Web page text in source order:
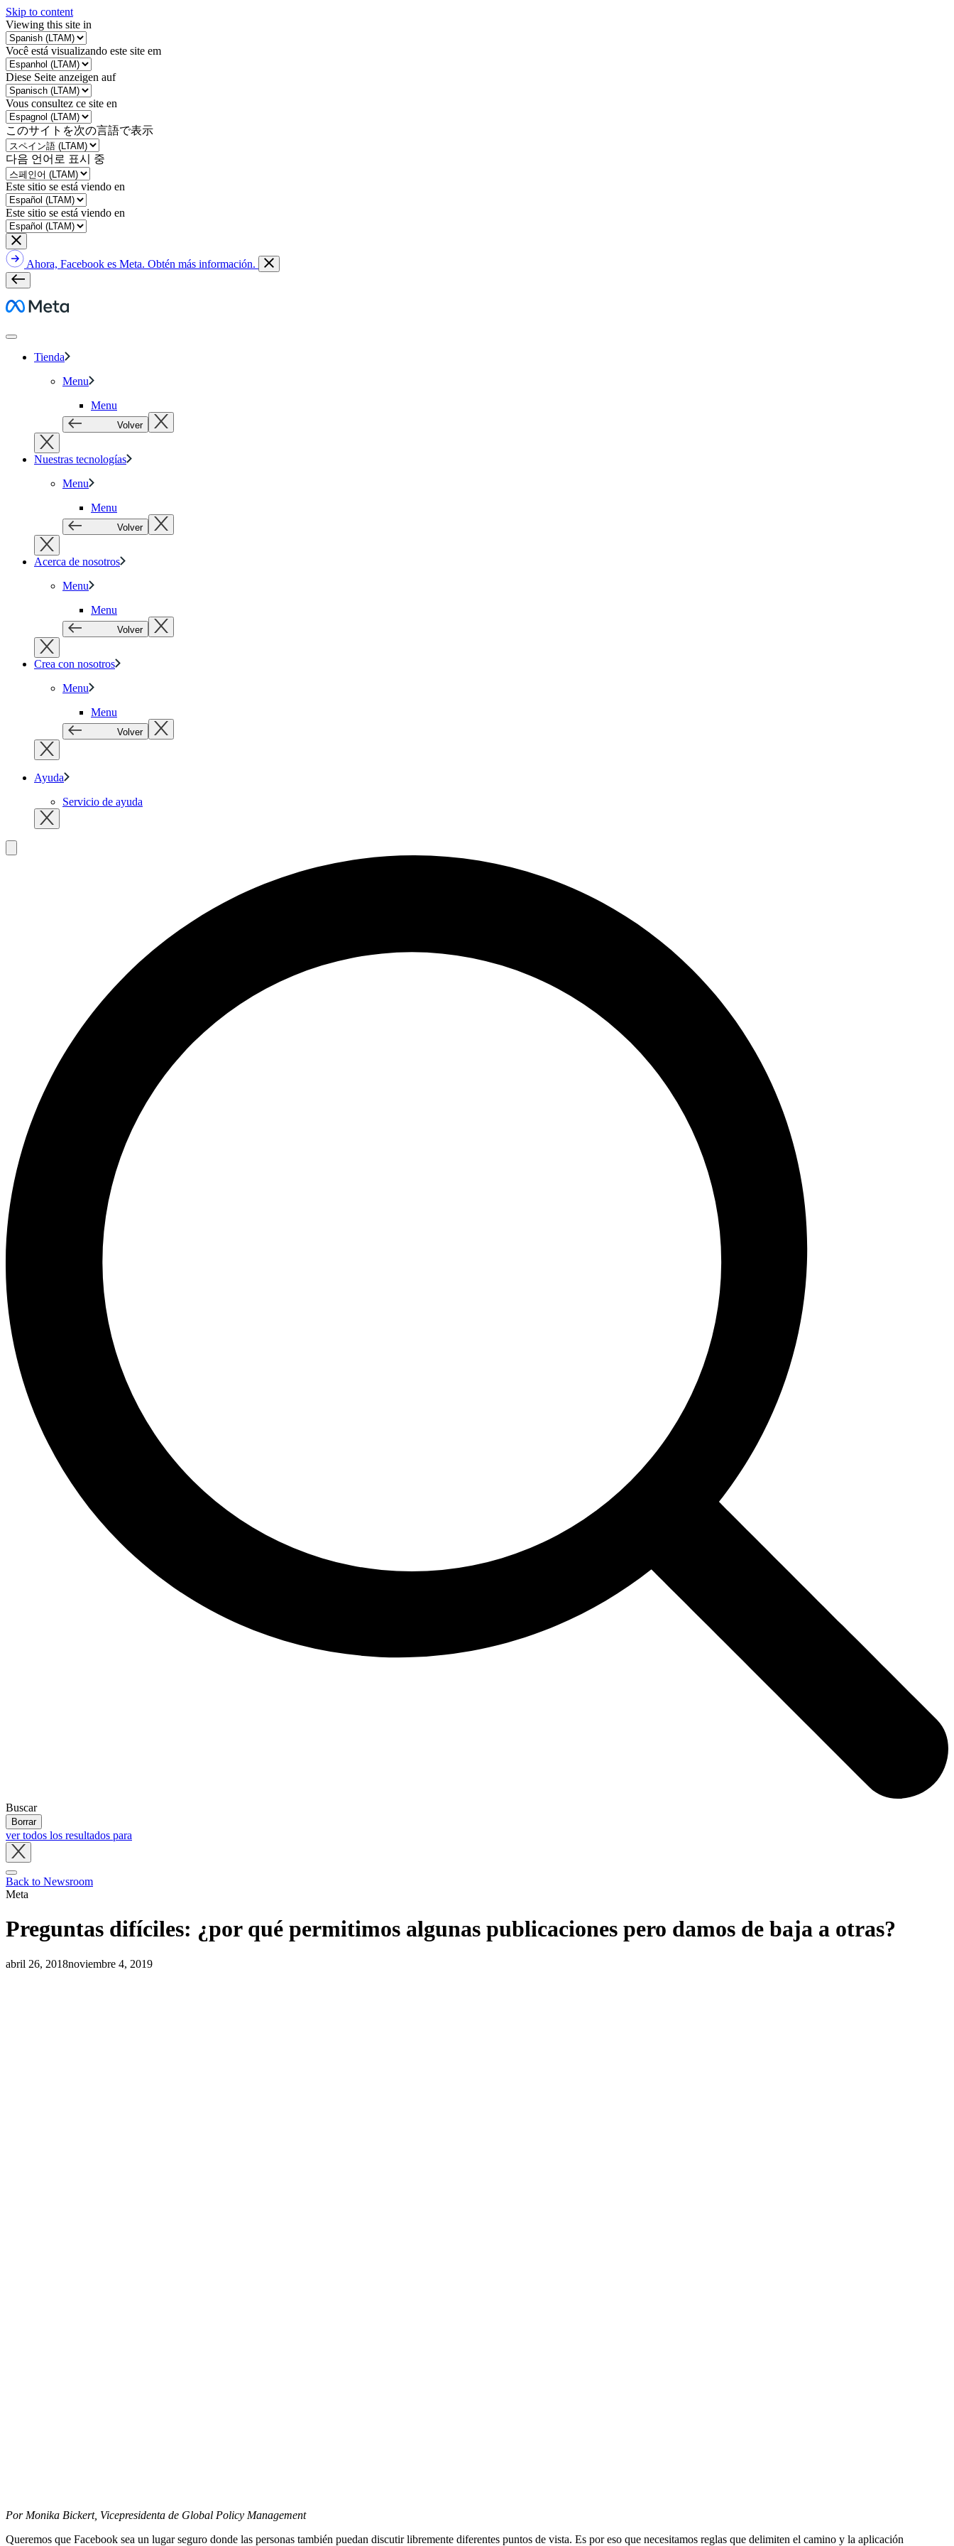
Skip to content
Viewing this site in
Você está visualizando este site em
Diese Seite anzeigen auf
Vous consultez ce site en
このサイトを次の言語で表示
다음 언어로 표시 중
Este sitio se está viendo en
Este sitio se está viendo en
Ahora, Facebook es Meta. Obtén más información.
Meta
Tienda
Menu
Menu
Volver
Nuestras tecnologías
Menu
Menu
Volver
Acerca de nosotros
Menu
Menu
Volver
Crea con nosotros
Menu
Menu
Volver
Ayuda
Servicio de ayuda
Buscar
Borrar
ver todos los resultados para
tray
Back to Newsroom
Meta
Preguntas difíciles: ¿por qué permitimos algunas publicaciones pero damos de baja a otras?
abril 26, 2018noviembre 4, 2019
Por Monika Bickert, Vicepresidenta de Global Policy Management
Queremos que Facebook sea un lugar seguro donde las personas también puedan discutir libremente diferentes puntos de vista. Es por eso que necesitamos reglas que delimiten el camino y la aplicación